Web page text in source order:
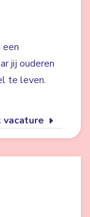
jij ouderen
te leven.
vacature